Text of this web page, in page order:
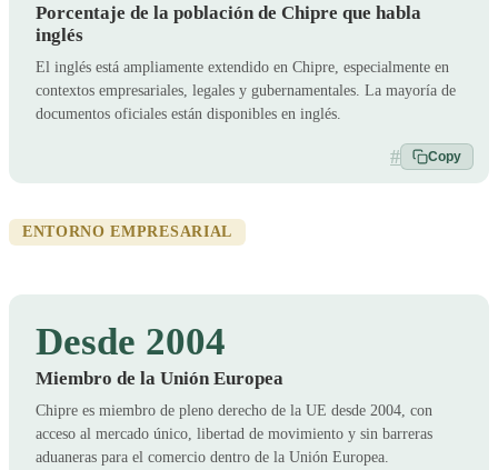
Porcentaje de la población de Chipre que habla
inglés
El inglés está ampliamente extendido en Chipre, especialmente en
contextos empresariales, legales y gubernamentales. La mayoría de
documentos oficiales están disponibles en inglés.
# Copy
ENTORNO EMPRESARIAL
Desde 2004
Miembro de la Unión Europea
Chipre es miembro de pleno derecho de la UE desde 2004, con
acceso al mercado único, libertad de movimiento y sin barreras
aduaneras para el comercio dentro de la Unión Europea.